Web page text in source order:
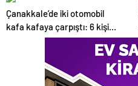
Çanakkale’de iki otomobil
kafa kafaya çarpıştı: 6 kişi
hayatını kaybetti